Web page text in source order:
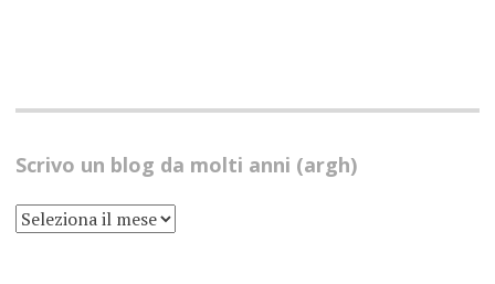
Scrivo un blog da molti anni (argh)
SCRIVO
UN